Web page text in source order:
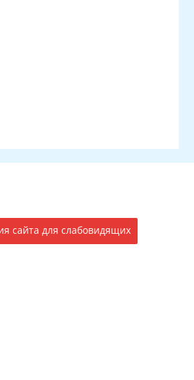
сайта для слабовидящих